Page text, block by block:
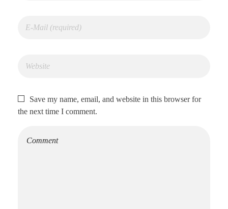
Save my name, email, and website in this browser for
the next time I comment.